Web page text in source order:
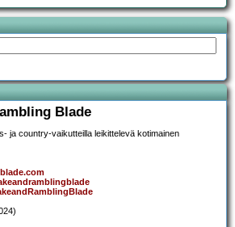
Blade
ja country-vaikutteilla leikittelevä kotimainen